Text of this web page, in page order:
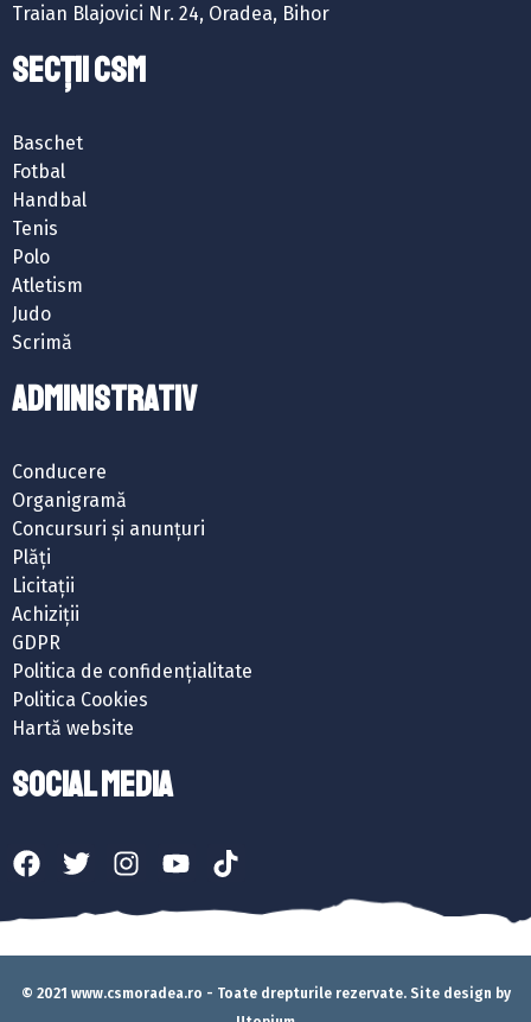
Traian Blajovici Nr. 24, Oradea, Bihor
SECȚII CSM
Baschet
Fotbal
Handbal
Tenis
Polo
Atletism
Judo
Scrimă
ADMINISTRATIV
Conducere
Organigramă
Concursuri și anunțuri
Plăți
Licitații
Achiziții
GDPR
Politica de confidențialitate
Politica Cookies
Hartă website
SOCIAL MEDIA
© 2021 www.csmoradea.ro - Toate drepturile rezervate. Site design by